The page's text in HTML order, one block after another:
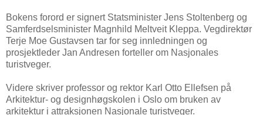
Bokens forord er signert Statsminister Jens Stoltenberg og
Samferdselsminister Magnhild Meltveit Kleppa. Vegdirektør
Terje Moe Gustavsen tar for seg innledningen og
prosjektleder Jan Andresen forteller om Nasjonales
turistveger.
Videre skriver professor og rektor Karl Otto Ellefsen på
Arkitektur- og designhøgskolen i Oslo om bruken av
arkitektur i attraksjonen Nasjonale turistveger.